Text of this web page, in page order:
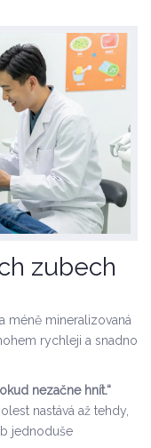
zubech
méně mineralizovaná
rychleji a snadno
nezačne hnít.“
nastává až tehdy,
jednoduše